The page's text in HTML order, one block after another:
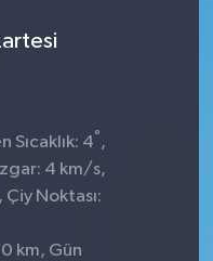
Sıcaklık: 4° ,
4 km/s,
Çiy Noktası:
km, Gün